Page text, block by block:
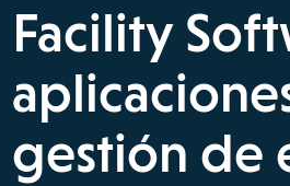
Facility
gestión de